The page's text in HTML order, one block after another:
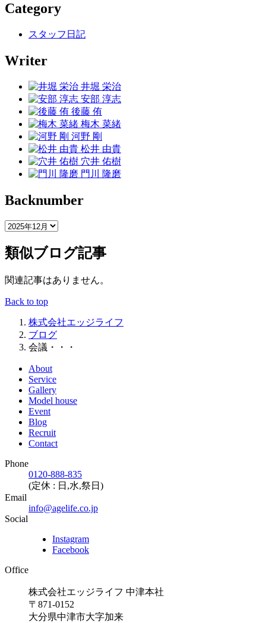
Category
スタッフ日記
Writer
井堀 栄治
安部 淳志
後藤 侑
梅木 菜緒
河野 剛
松井 由貴
穴井 佑樹
門川 隆磨
Backnumber
類似ブログ記事
関連記事はありません。
Back to top
株式会社エッジライフ
ブログ
会議・・・
About
Service
Gallery
Model house
Event
Blog
Recruit
Contact
Phone
0120-888-835
(定休 : 日,水,祭日)
Email
info@agelife.co.jp
Social
Instagram
Facebook
Office
株式会社エッジライフ 中津本社
〒871-0152
大分県中津市大字加来